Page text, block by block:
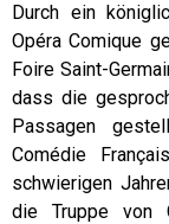
Durch ein
Opéra Comique
Foire Saint-
dass die
Passagen
Comédie
schwierigen
die Truppe von